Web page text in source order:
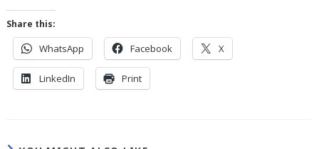
Share this:
WhatsApp Facebook X
LinkedIn Print